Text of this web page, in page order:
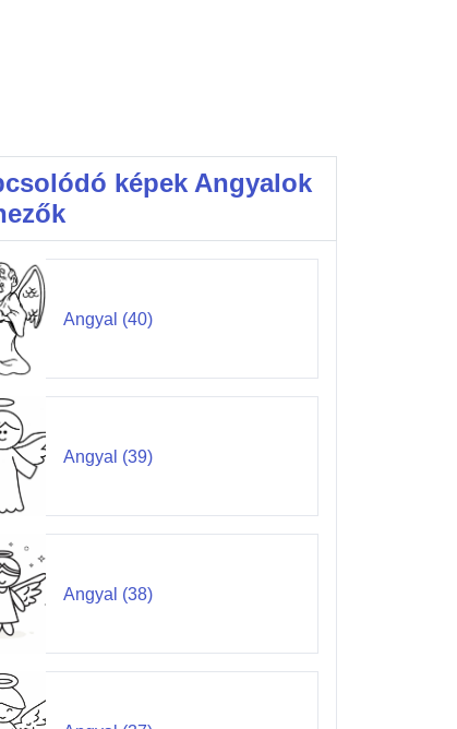
képek Angyalok
Angyal (40)
Angyal (39)
Angyal (38)